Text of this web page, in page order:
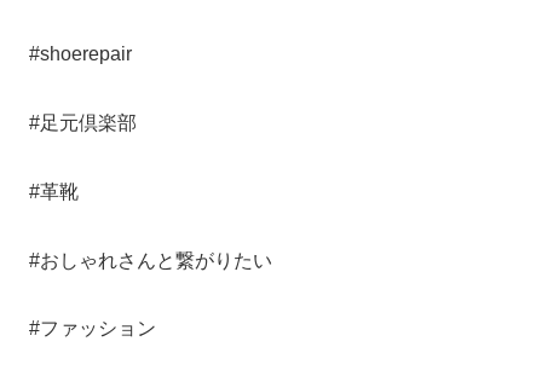
#shoerepair
#足元倶楽部
#革靴
#おしゃれさんと繋がりたい
#ファッション